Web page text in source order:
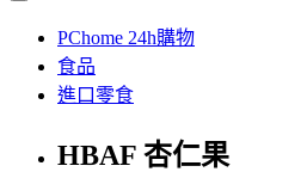
PChome 24h購物
食品
進口零食
HBAF 杏仁果